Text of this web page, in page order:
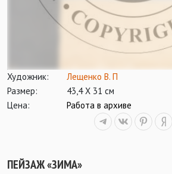
Художник:
Лещенко В. П
Размер:
43,4 Х 31 см
Цена:
Работа в архиве
ПЕЙЗАЖ «ЗИМА»